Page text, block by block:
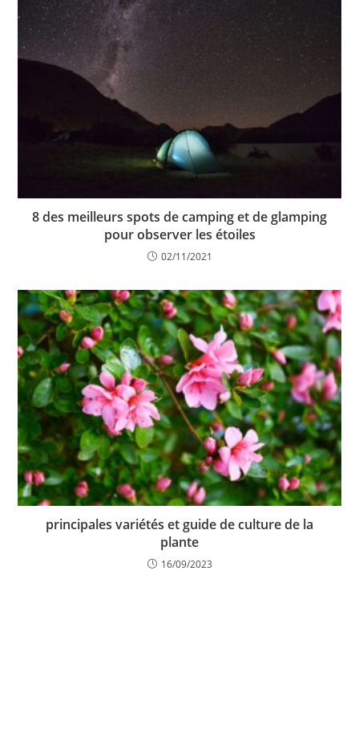
8 des meilleurs spots de camping et de glamping
pour observer les étoiles
02/11/2021
principales variétés et guide de culture de la
plante
16/09/2023